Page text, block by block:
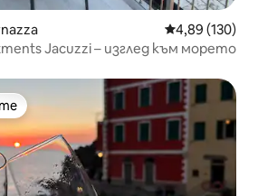
Средна
4,89 (130)
Jacuzzi – изглед към морето
на гостите